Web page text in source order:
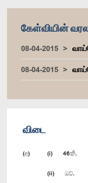
கேள்வியின்
08-04-2015
08-04-2015
விடை
(අ) (i) 46කි.
(ii) ඔව්.